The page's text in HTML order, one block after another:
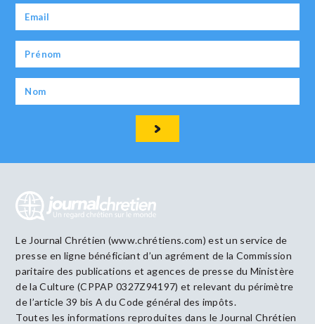
Le Journal Chrétien (www.chrétiens.com) est un service de
presse en ligne bénéficiant d’un agrément de la Commission
paritaire des publications et agences de presse du Ministère
de la Culture (CPPAP 0327Z94197) et relevant du périmètre
de l’article 39 bis A du Code général des impôts.
Toutes les informations reproduites dans le Journal Chrétien